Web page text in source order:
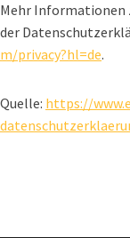
Mehr Informationen
der
m/privacy?hl=de.
Quelle: https://